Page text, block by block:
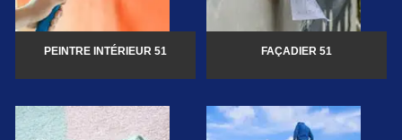
PEINTRE INTÉRIEUR 51 FAÇADIER 51